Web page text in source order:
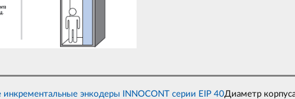
энкодеры INNOCONT серии EIP 40Диаметр